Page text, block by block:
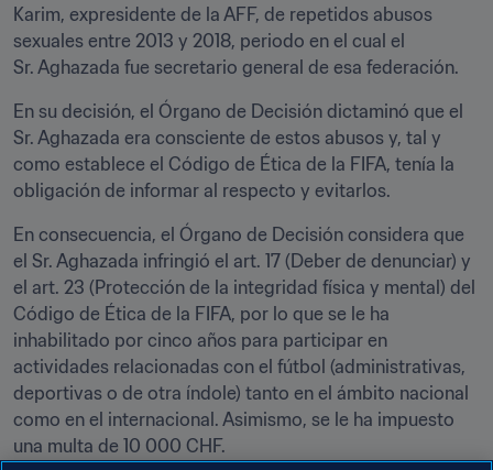
Karim, expresidente de la AFF, de repetidos abusos
sexuales entre 2013 y 2018, periodo en el cual el
Sr. Aghazada fue secretario general de esa federación.
En su decisión, el Órgano de Decisión dictaminó que el
Sr. Aghazada era consciente de estos abusos y, tal y
como establece el Código de Ética de la FIFA, tenía la
obligación de informar al respecto y evitarlos.
En consecuencia, el Órgano de Decisión considera que
el Sr. Aghazada infringió el art. 17 (Deber de denunciar) y
el art. 23 (Protección de la integridad física y mental) del
Código de Ética de la FIFA, por lo que se le ha
inhabilitado por cinco años para participar en
actividades relacionadas con el fútbol (administrativas,
deportivas o de otra índole) tanto en el ámbito nacional
como en el internacional. Asimismo, se le ha impuesto
una multa de 10 000 CHF.